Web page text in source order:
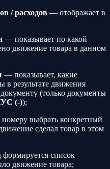
/ расходов — отображает в
— показывает по какой
движение товара в данном
— показывает, какие
результате движения
(только документы
(-));
выбрать конкретный
сделал товар в этом
список
движение товара;